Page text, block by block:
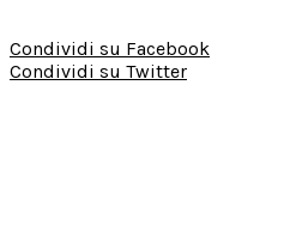
Condividi su Facebook
Condividi su Twitter